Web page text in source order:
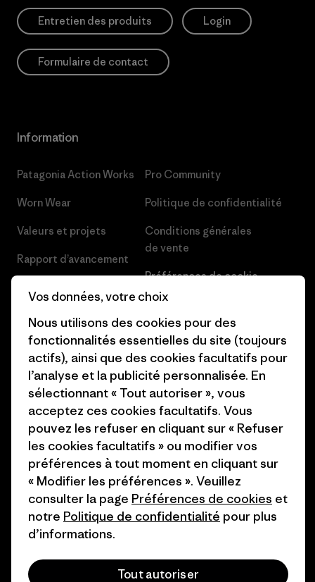
Entretien des produits Login
Formulaire de contact
Information
Patagonia Action Works
Worn Wear
Valeurs et projets
Rapport d’avancement
Objectifs climatiques
1% For The Planet
Comment nous
finançons
Cartes cadeaux
Nos magasins
Pro Community
Politique de confidentialité
Conditions générales
de vente
Préférences de cookie
Carrières
Presse et media
Industry program
Programme d’affiliation
Patagonia Belgique Plan du
site
© 2026 Patagonia, Inc. All Rights Reserved.
Vos données, votre choix
Nous utilisons des cookies pour des
fonctionnalités essentielles du site (toujours
actifs), ainsi que des cookies facultatifs pour
l’analyse et la publicité personnalisée. En
sélectionnant « Tout autoriser », vous
acceptez ces cookies facultatifs. Vous
pouvez les refuser en cliquant sur « Refuser
les cookies facultatifs » ou modifier vos
préférences à tout moment en cliquant sur
« Modifier les préférences ». Veuillez
consulter la page Préférences de cookies et
notre Politique de confidentialité pour plus
d’informations.
Tout autoriser